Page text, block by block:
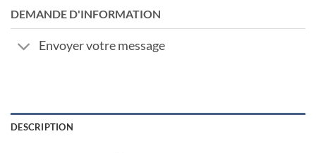
DEMANDE D'INFORMATION
Envoyer votre message
DESCRIPTION